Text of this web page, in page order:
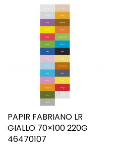
PAPIR FABRIANO LR
GIALLO 70×100 220G
46470107